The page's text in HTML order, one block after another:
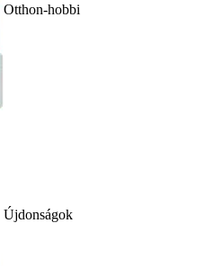
Otthon-hobbi
Újdonságok